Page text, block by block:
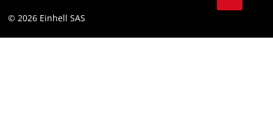
Compliance
Youtube
© 2026 Einhell SAS